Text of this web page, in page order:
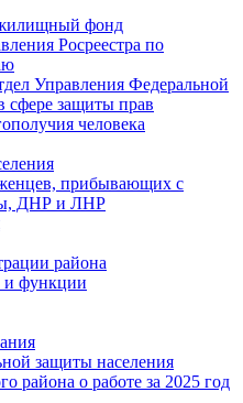
фонд
Росреестра по
Управления Федеральной
сфере защиты прав
человека
прибывающих с
ДНР и ЛНР
района
и функции
защиты населения
района о работе за 2025 год